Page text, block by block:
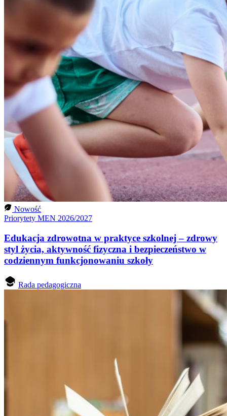
Nowość
Priorytety MEN 2026/2027
Edukacja zdrowotna w praktyce szkolnej – zdrowy
styl życia, aktywność fizyczna i bezpieczeństwo w
codziennym funkcjonowaniu szkoły
Rada pedagogiczna